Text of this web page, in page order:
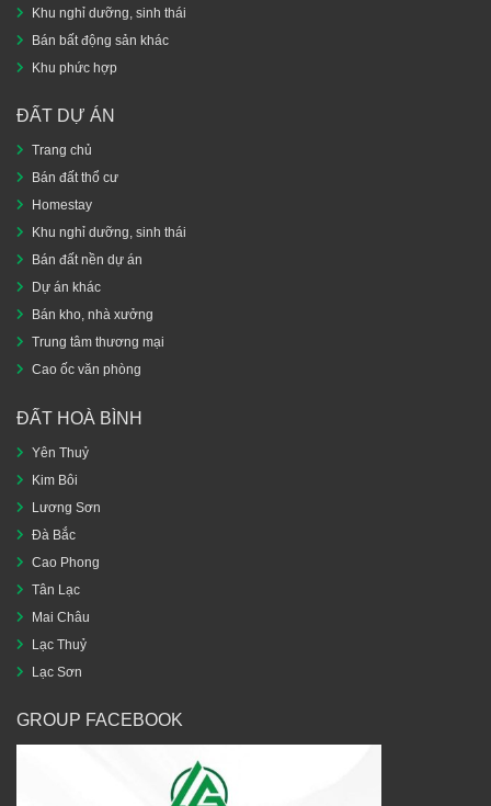
Khu nghỉ dưỡng, sinh thái
Bán bất động sản khác
Khu phức hợp
ĐẤT DỰ ÁN
Trang chủ
Bán đất thổ cư
Homestay
Khu nghỉ dưỡng, sinh thái
Bán đất nền dự án
Dự án khác
Bán kho, nhà xưởng
Trung tâm thương mại
Cao ốc văn phòng
ĐẤT HOÀ BÌNH
Yên Thuỷ
Kim Bôi
Lương Sơn
Đà Bắc
Cao Phong
Tân Lạc
Mai Châu
Lạc Thuỷ
Lạc Sơn
GROUP FACEBOOK